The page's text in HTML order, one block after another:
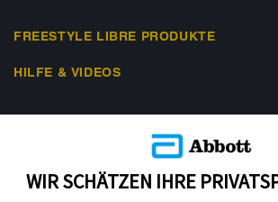
FREESTYLE LIBRE PRODUKTE
HILFE & VIDEOS
WIR SCHÄTZEN IHRE